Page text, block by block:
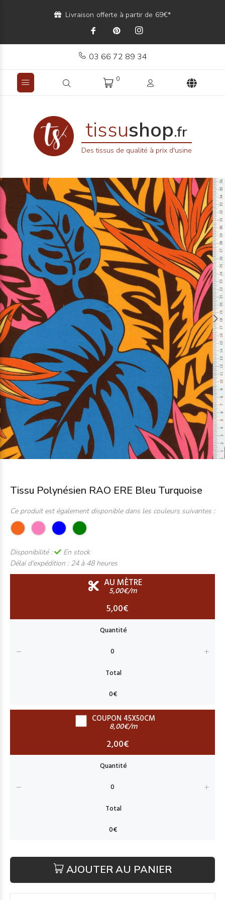
Livraison offerte à partir de 69€*
03 66 72 89 34
0
tissushop.fr
Des tissus de qualité à prix d'usine
Tissu Polynésien RAO ERE Bleu Turquoise
Ce produit est également disponible dans les couleurs suivantes :
Disponibilité :
En stock
Délai d'expédition : 24 à 48 heures
AU MÈTRE
5,00€/m
5,00€
COUPON 45X50CM
8,00€/m
2,00€
AJOUTER AU PANIER